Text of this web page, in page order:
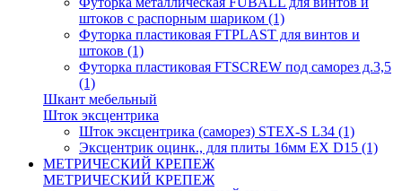
штоков с распорным шариком (1)
Футорка пластиковая FTPLAST для винтов и
штоков (1)
Футорка пластиковая FTSCREW под саморез д.3,5
(1)
Шкант мебельный
Шток эксцентрика
Шток эксцентрика (саморез) STEX-S L34 (1)
Эксцентрик оцинк., для плиты 16мм EX D15 (1)
МЕТРИЧЕСКИЙ КРЕПЕЖ
МЕТРИЧЕСКИЙ КРЕПЕЖ